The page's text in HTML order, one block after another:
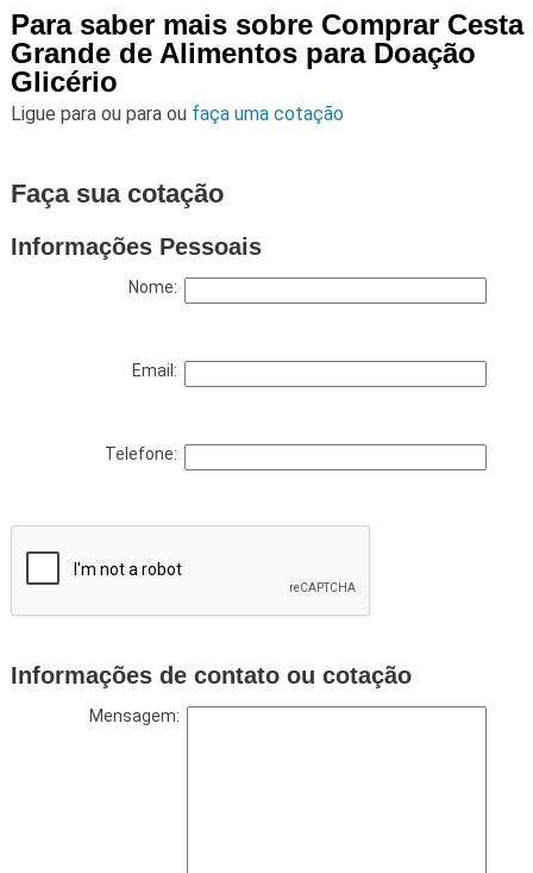
Para saber mais sobre Comprar Cesta
Grande de Alimentos para Doação
Glicério
Ligue para ou para ou faça uma cotação
Faça sua cotação
Informações Pessoais
Nome:
Email:
Telefone:
Informações de contato ou cotação
Mensagem: